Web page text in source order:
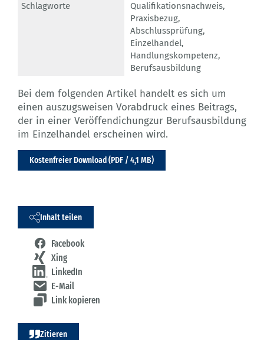
Schlagworte
Qualifikationsnachweis,
Praxisbezug,
Abschlussprüfung,
Einzelhandel,
Handlungskompetenz,
Berufsausbildung
Bei dem folgenden Artikel handelt es sich um
einen auszugsweisen Vorabdruck eines Beitrags,
der in einer Veröffendichungzur Berufsausbildung
im Einzelhandel erscheinen wird.
Kostenfreier Download (PDF / 4,1 MB)
Inhalt teilen
Facebook
Xing
LinkedIn
E-Mail
Link kopieren
Zitieren